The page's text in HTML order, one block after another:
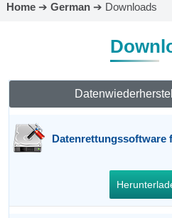
Home➔ German➔ Downloads
Datenrettungssoftware